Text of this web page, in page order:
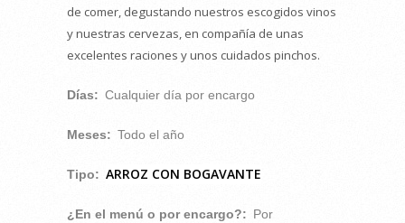
de comer, degustando nuestros escogidos vinos
y nuestras cervezas, en compañía de unas
excelentes raciones y unos cuidados pinchos.
Días: Cualquier día por encargo
Meses: Todo el año
Tipo: ARROZ CON BOGAVANTE
¿En el menú o por encargo?: Por